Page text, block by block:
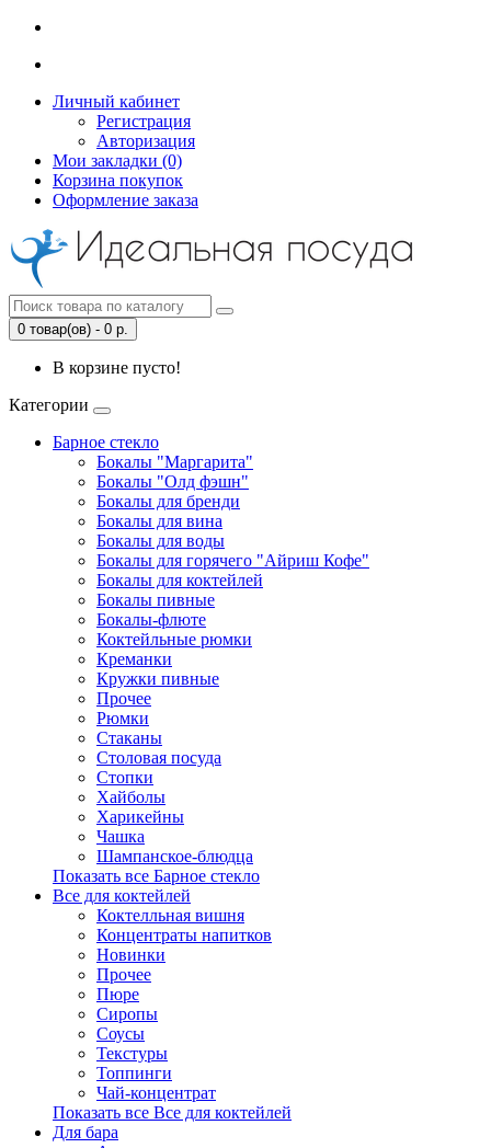
Личный кабинет
Регистрация
Авторизация
Мои закладки (0)
Корзина покупок
Оформление заказа
0 товар(ов) - 0 р.
В корзине пусто!
Категории
Барное стекло
Бокалы "Маргарита"
Бокалы "Олд фэшн"
Бокалы для бренди
Бокалы для вина
Бокалы для воды
Бокалы для горячего "Айриш Кофе"
Бокалы для коктейлей
Бокалы пивные
Бокалы-флюте
Коктейльные рюмки
Креманки
Кружки пивные
Прочее
Рюмки
Стаканы
Столовая посуда
Стопки
Хайболы
Харикейны
Чашка
Шампанское-блюдца
Показать все Барное стекло
Все для коктейлей
Коктелльная вишня
Концентраты напитков
Новинки
Прочее
Пюре
Сиропы
Соусы
Текстуры
Топпинги
Чай-концентрат
Показать все Все для коктейлей
Для бара